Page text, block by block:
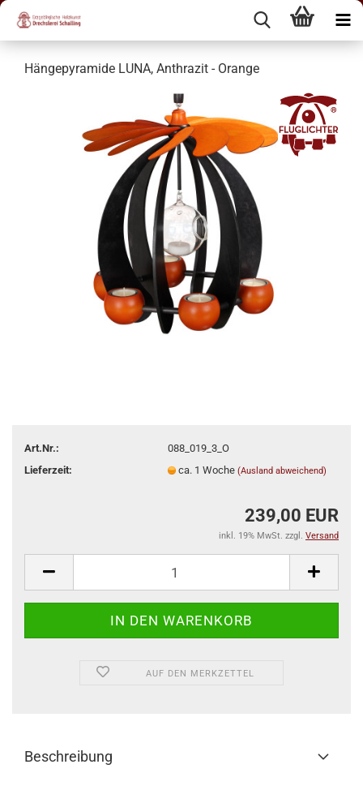
Hängepyramide LUNA, Anthrazit - Orange
Art.Nr.:
088_019_3_O
Lieferzeit:
ca. 1 Woche (Ausland abweichend)
239,00 EUR
inkl. 19% MwSt. zzgl. Versand
AUF DEN MERKZETTEL
Beschreibung